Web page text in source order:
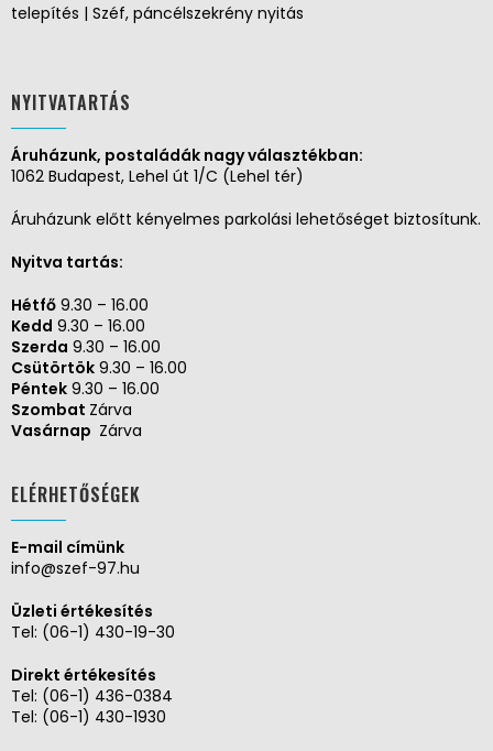
telepítés | Széf, páncélszekrény nyitás
NYITVATARTÁS
Áruházunk, postaládák nagy választékban:
1062 Budapest, Lehel út 1/C (Lehel tér)
Áruházunk előtt kényelmes parkolási lehetőséget biztosítunk.
Nyitva tartás:
Hétfő 9.30 – 16.00
Kedd 9.30 – 16.00
Szerda 9.30 – 16.00
Csütörtök 9.30 – 16.00
Péntek 9.30 – 16.00
Szombat Zárva
Vasárnap Zárva
ELÉRHETŐSÉGEK
E-mail címünk
info@szef-97.hu
Üzleti értékesítés
Tel: (06-1) 430-19-30
Direkt értékesítés
Tel: (06-1) 436-0384
Tel: (06-1) 430-1930